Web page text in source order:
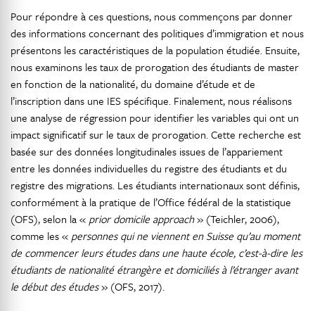
Pour répondre à ces questions, nous commençons par donner
des informations concernant des politiques d’immigration et nous
présentons les caractéristiques de la population étudiée. Ensuite,
nous examinons les taux de prorogation des étudiants de master
en fonction de la nationalité, du domaine d’étude et de
l’inscription dans une IES spécifique. Finalement, nous réalisons
une analyse de régression pour identifier les variables qui ont un
impact significatif sur le taux de prorogation. Cette recherche est
basée sur des données longitudinales issues de l’appariement
entre les données individuelles du registre des étudiants et du
registre des migrations. Les étudiants internationaux sont définis,
conformément à la pratique de l’Office fédéral de la statistique
(OFS), selon la « prior domicile approach» (Teichler, 2006),
comme les « personnes qui ne viennent en Suisse qu’au moment
de commencer leurs études dans une haute école, c’est-à-dire les
étudiants de nationalité étrangère et domiciliés à l’étranger avant
le début des études» (OFS, 2017).